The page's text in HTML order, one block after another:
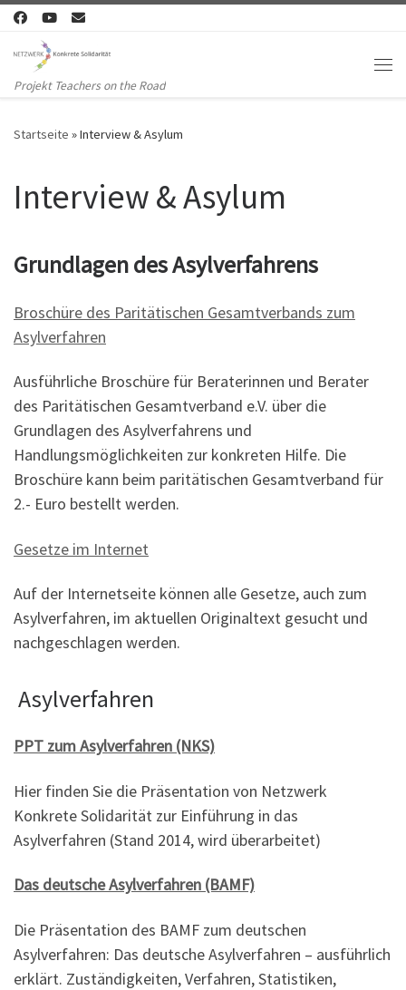
Zum Inhalt springen
Projekt Teachers on the Road
Startseite »Interview & Asylum
Interview & Asylum
Grundlagen des Asylverfahrens
Broschüre des Paritätischen Gesamtverbands zum
Asylverfahren
Ausführliche Broschüre für Beraterinnen und Berater
des Paritätischen Gesamtverband e.V. über die
Grundlagen des Asylverfahrens und
Handlungsmöglichkeiten zur konkreten Hilfe. Die
Broschüre kann beim paritätischen Gesamtverband für
2.- Euro bestellt werden.
Gesetze im Internet
Auf der Internetseite können alle Gesetze, auch zum
Asylverfahren, im aktuellen Originaltext gesucht und
nachgeschlagen werden.
Asylverfahren
PPT zum Asylverfahren (NKS)
Hier finden Sie die Präsentation von Netzwerk
Konkrete Solidarität zur Einführung in das
Asylverfahren (Stand 2014, wird überarbeitet)
Das deutsche Asylverfahren (BAMF)
Die Präsentation des BAMF zum deutschen
Asylverfahren: Das deutsche Asylverfahren – ausführlich
erklärt. Zuständigkeiten, Verfahren, Statistiken,